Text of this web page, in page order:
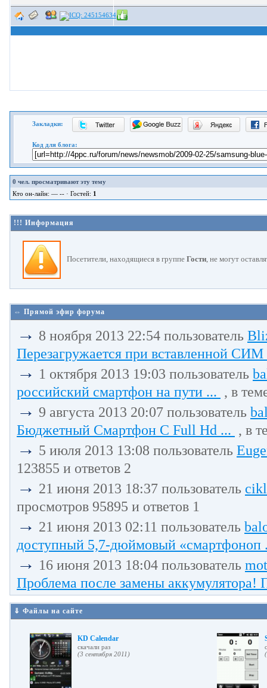
Закладки:
Код для блога:
0 чел. просматривают эту тему
Кто он-лайн: — -- · Гостей: 1
!!! Информация
Посетители, находящиеся в группе Гости , не могут
⇔ Прямой эфир форума
→ 8 ноября 2013 22:54 пользователь
Перезагружается при вставленной
→ 1 октября 2013 19:03 пользователь
российский смартфон на пути ... , в
→ 9 августа 2013 20:07 пользователь
Бюджетный Смартфон С Full Hd ... , в
→ 5 июля 2013 13:08 пользователь
123855 и ответов 2
→ 21 июня 2013 18:37 пользователь
просмотров 95895 и ответов 1
→ 21 июня 2013 02:11 пользователь
доступный 5,7-дюймовый «смартфоноп
→ 16 июня 2013 18:04 пользователь
Проблема после замены аккумулятора!
⇓ Файлы на сайте
KD Calendar
cкачали раз
(3 сентября 2011)